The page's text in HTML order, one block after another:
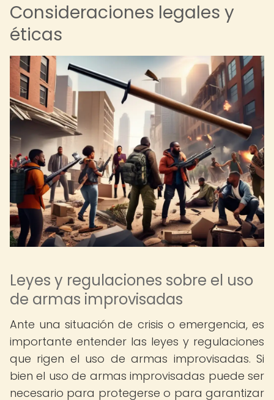
Consideraciones legales y
éticas
Leyes y regulaciones sobre el uso
de armas improvisadas
Ante una situación de crisis o emergencia, es
importante entender las leyes y regulaciones
que rigen el uso de armas improvisadas. Si
bien el uso de armas improvisadas puede ser
necesario para protegerse o para garantizar